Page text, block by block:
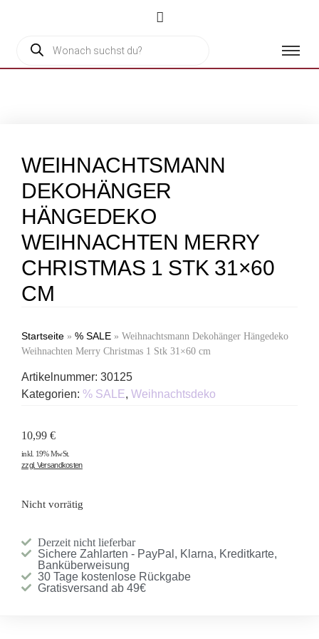
WEIHNACHTSMANN
DEKOHÄNGER
HÄNGEDEKO
WEIHNACHTEN MERRY
CHRISTMAS 1 STK 31×60
CM
Startseite » % SALE » Weihnachtsmann Dekohänger Hängedeko
Weihnachten Merry Christmas 1 Stk 31×60 cm
Artikelnummer: 30125
Kategorien: % SALE, Weihnachtsdeko
10,99 €
inkl. 19% MwSt.
zzgl. Versandkosten
Nicht vorrätig
Derzeit nicht lieferbar
Sichere Zahlarten - PayPal, Klarna, Kreditkarte,
Banküberweisung
30 Tage kostenlose Rückgabe
Gratisversand ab 49€